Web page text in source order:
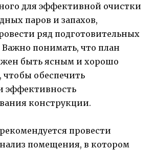
для эффективной очистки
паров и запахов,
ряд подготовительных
понимать, что план
быть ясным и хорошо
обеспечить
эффективность
конструкции.
провести
помещения, в котором